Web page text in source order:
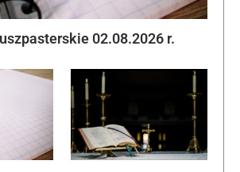
02.08.2026 r.